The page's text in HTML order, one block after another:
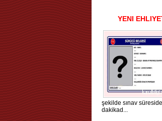
YENI
şekilde sınav
dakikad...